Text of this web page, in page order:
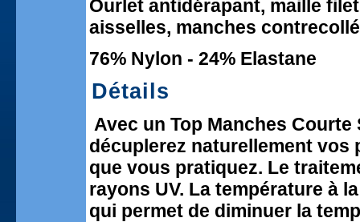
Ourlet antidérapant, maille
aisselles, manches
76% Nylon - 24% Elastane
Détails
Avec un Top Manches
décuplerez naturellement vos
que vous pratiquez. Le
rayons UV. La température à
qui permet de diminuer la